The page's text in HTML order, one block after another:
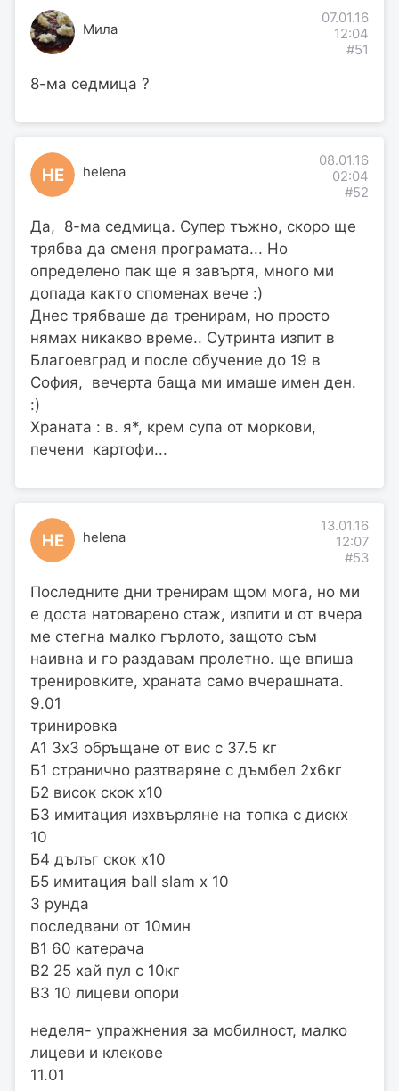
Мила
07.01.16
12:04
#51
8-ма седмица ?
HE helena
08.01.16
02:04
#52
Да, 8-ма седмица. Супер тъжно, скоро ще
трябва да сменя програмата... Но
определено пак ще я завъртя, много ми
допада както споменах вече :)
Днес трябваше да тренирам, но просто
нямах никакво време.. Сутринта изпит в
Благоевград и после обучение до 19 в
София, вечерта баща ми имаше имен ден.
:)
Храната : в. я*, крем супа от моркови,
печени картофи...
HE helena
13.01.16
12:07
#53
Последните дни тренирам щом мога, но ми
е доста натоварено стаж, изпити и от вчера
ме стегна малко гърлото, защото съм
наивна и го раздавам пролетно. ще впиша
тренировките, храната само вчерашната.
9.01
тринировка
А1 3х3 обръщане от вис с 37.5 кг
Б1 странично разтваряне с дъмбел 2х6кг
Б2 висок скок х10
Б3 имитация изхвърляне на топка с дискх
10
Б4 дълъг скок х10
Б5 имитация ball slam х 10
3 рунда
последвани от 10мин
В1 60 катерача
В2 25 хай пул с 10кг
В3 10 лицеви опори
неделя- упражнения за мобилност, малко
лицеви и клекове
11.01